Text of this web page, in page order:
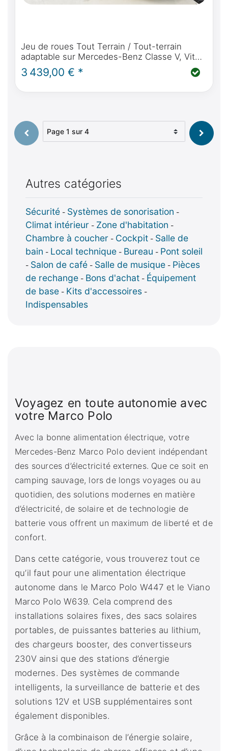
Jeu de roues Tout Terrain / Tout-terrain
adaptable sur Mercedes-Benz Classe V, Vito,
Marco Polo, Horizon, Activity - Delta 4x4
Klassik B 18" / 235 /55/R18
3 439,00 € *
Autres catégories
Sécurité - Systèmes de sonorisation -
Climat intérieur - Zone d'habitation -
Chambre à coucher - Cockpit - Salle de
bain - Local technique - Bureau - Pont soleil
- Salon de café - Salle de musique - Pièces
de rechange - Bons d'achat - Équipement
de base - Kits d'accessoires -
Indispensables
Voyagez en toute autonomie avec
votre Marco Polo
Avec la bonne alimentation électrique, votre
Mercedes-Benz Marco Polo devient indépendant
des sources d’électricité externes. Que ce soit en
camping sauvage, lors de longs voyages ou au
quotidien, des solutions modernes en matière
d’électricité, de solaire et de technologie de
batterie vous offrent un maximum de liberté et de
confort.
Dans cette catégorie, vous trouverez tout ce
qu’il faut pour une alimentation électrique
autonome dans le Marco Polo W447 et le Viano
Marco Polo W639. Cela comprend des
installations solaires fixes, des sacs solaires
portables, de puissantes batteries au lithium,
des chargeurs booster, des convertisseurs
230V ainsi que des stations d’énergie
modernes. Des systèmes de commande
intelligents, la surveillance de batterie et des
solutions 12V et USB supplémentaires sont
également disponibles.
Grâce à la combinaison de l’énergie solaire,